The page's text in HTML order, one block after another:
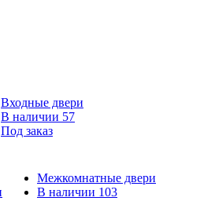
Входные двери
В наличии 57
Под заказ
Межкомнатные двери
В наличии 103